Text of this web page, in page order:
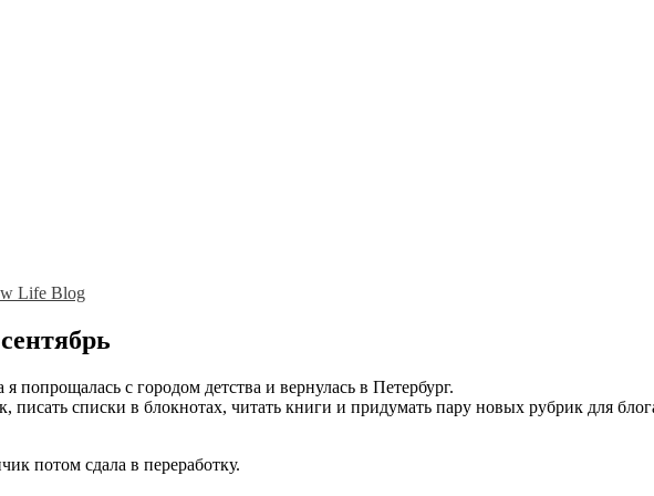
попрощалась с городом детства и вернулась в Петербург.
писать списки в блокнотах, читать книги и придумать пару новых рубрик для
потом сдала в переработку.